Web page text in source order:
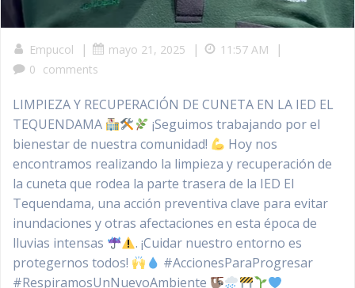
Empucol | mayo 21, 2025 | 11:57 AM |
0 comments
LIMPIEZA Y RECUPERACIÓN DE CUNETA EN LA IED EL
TEQUENDAMA
¡Seguimos trabajando por el
bienestar de nuestra comunidad!
Hoy nos
encontramos realizando la limpieza y recuperación de
la cuneta que rodea la parte trasera de la IED El
Tequendama, una acción preventiva clave para evitar
inundaciones y otras afectaciones en esta época de
lluvias intensas
. ¡Cuidar nuestro entorno es
protegernos todos!
#AccionesParaProgresar
#RespiramosUnNuevoAmbiente